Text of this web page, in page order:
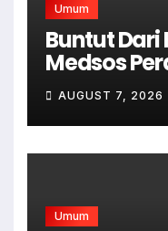
Umum
Buntut Dari
Medsos
Cicalengka
AUGUST 7, 2026
Umum